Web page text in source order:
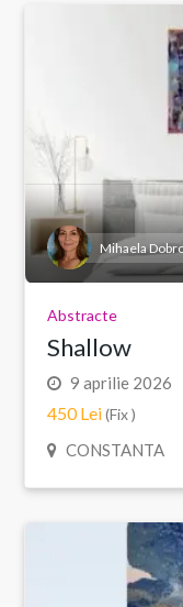
Mihaela
Abstracte
Shallow
9 aprilie 2026
450 Lei(Fix )
CONSTANTA